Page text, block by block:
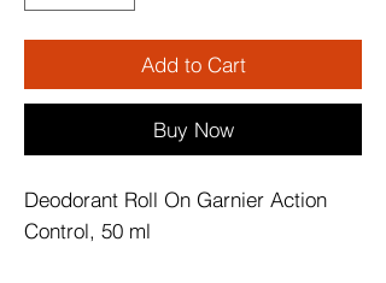
Add to Cart
Buy Now
Deodorant Roll On Garnier Action
Control, 50 ml